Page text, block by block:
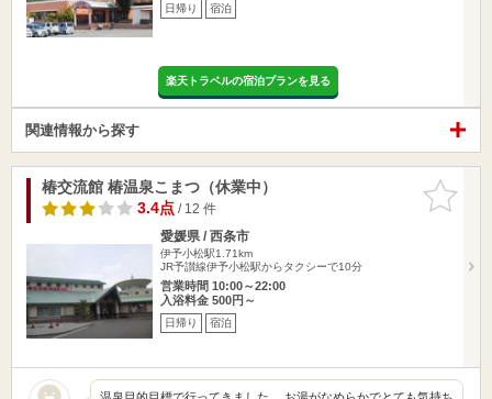
日帰り 宿泊
楽天トラベルの宿泊プランを見る
関連情報から探す
お気に入
りに追加
椿交流館 椿温泉こまつ（休業中）
3.4点/ 12 件
愛媛県 / 西条市
伊予小松駅1.71km
JR予讃線伊予小松駅からタクシーで10分
営業時間 10:00～22:00
入浴料金 500円～
日帰り 宿泊